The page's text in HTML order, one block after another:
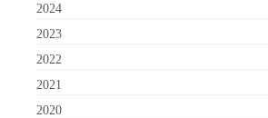
2024
2023
2022
2021
2020